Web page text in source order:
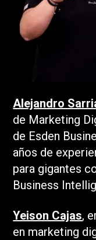
Alejandro
de Marketing
de Esden
años de
para gigantes
Business
Yeison Cajas,
en marketing